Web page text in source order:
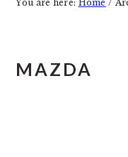
You are here: Home /
MAZDA